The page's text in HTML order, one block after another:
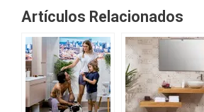
Artículos Relacionados